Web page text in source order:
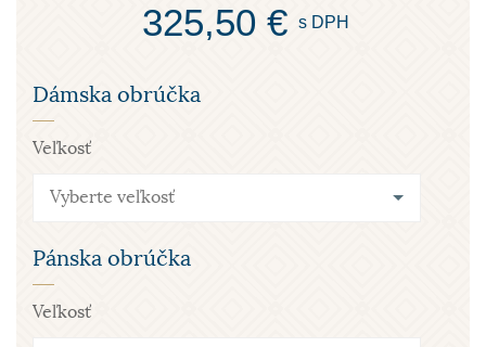
325,50 € s DPH
Dámska obrúčka
Veľkosť
Vyberte veľkosť
Pánska obrúčka
Veľkosť